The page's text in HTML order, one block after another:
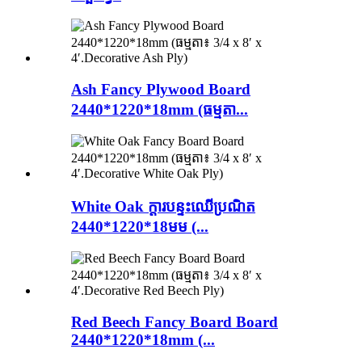
Ash Fancy Plywood Board
2440*1220*18mm (ធម្មតា...
White Oak ក្តារបន្ទះឈើប្រណិត
2440*1220*18មម (...
Red Beech Fancy Board Board
2440*1220*18mm (...